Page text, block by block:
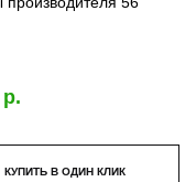
отгрузки в ТК.
КУПИТЬ В ОДИН КЛИК